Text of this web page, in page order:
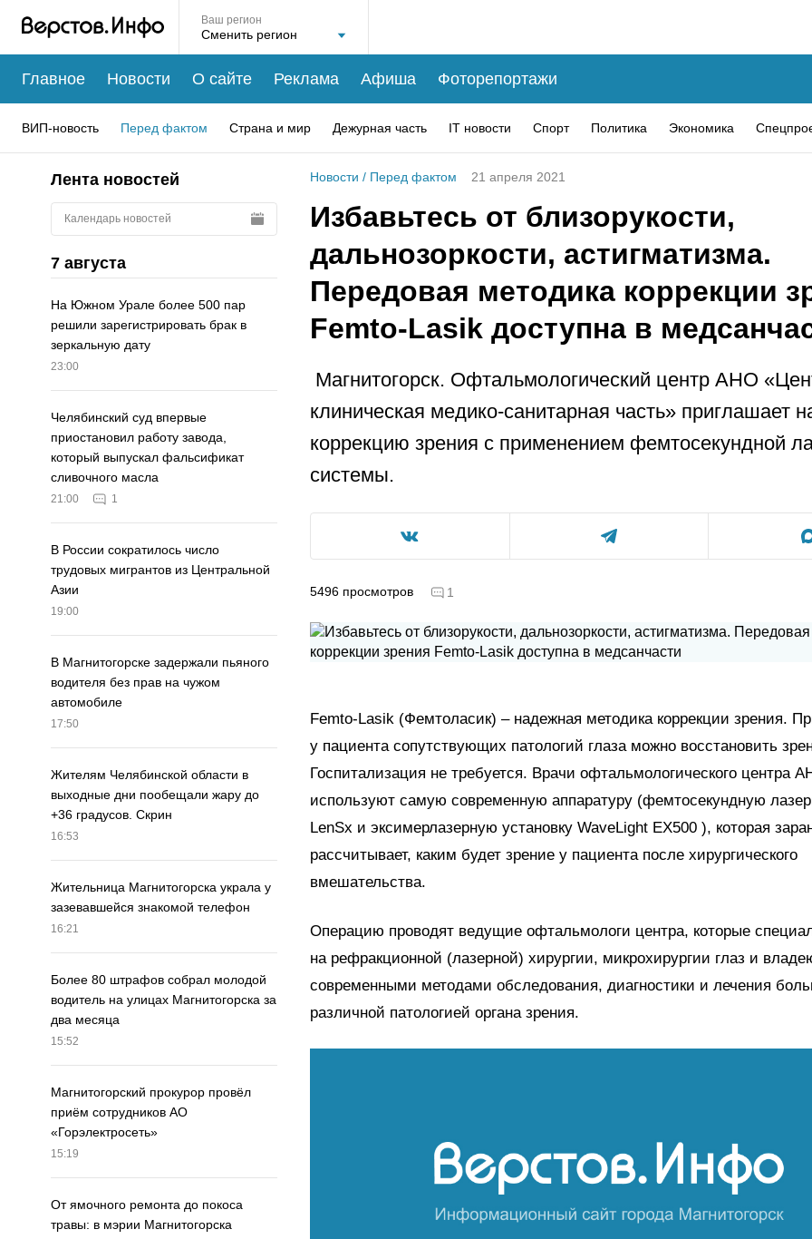
Ваш регион
Главное Новости О сайте Реклама Афиша Фоторепортажи
ВИП-новость Перед фактом Страна и мир Дежурная часть IT новости Спорт Политика Экономика
Лента новостей
Календарь новостей
7 августа
На Южном Урале более 500 пар
решили зарегистрировать брак в
зеркальную дату
23:00
Челябинский суд впервые
приостановил работу завода,
который выпускал фальсификат
сливочного масла
21:00 1
В России сократилось число
трудовых мигрантов из Центральной
Азии
19:00
В Магнитогорске задержали пьяного
водителя без прав на чужом
автомобиле
17:50
Жителям Челябинской области в
выходные дни пообещали жару до
+36 градусов. Скрин
16:53
Жительница Магнитогорска украла у
зазевавшейся знакомой телефон
16:21
Более 80 штрафов собрал молодой
водитель на улицах Магнитогорска за
два месяца
15:52
Магнитогорский прокурор провёл
приём сотрудников АО
«Горэлектросеть»
15:19
От ямочного ремонта до покоса
травы: в мэрии Магнитогорска
Новости / Перед фактом 21 апреля 2021
Избавьтесь от близорукости,
дальнозоркости, астигматизма.
Передовая методика коррекции
Femto-Lasik доступна в
Магнитогорск. Офтальмологический центр АНО
клиническая медико-санитарная часть» приглашает
коррекцию зрения с применением фемтосекундной
системы.
5496 просмотров 1
Femto-Lasik (Фемтоласик) – надежная методика коррекции зрения.
у пациента сопутствующих патологий глаза можно восстановить
Госпитализация не требуется. Врачи офтальмологического
используют самую современную аппаратуру (фемтосекундную
LenSx и эксимерлазерную установку WaveLight EX500 ), которая
рассчитывает, каким будет зрение у пациента после хирургического
вмешательства.
Операцию проводят ведущие офтальмологи центра, которые
на рефракционной (лазерной) хирургии, микрохирургии глаз и
современными методами обследования, диагностики и лечения
различной патологией органа зрения.